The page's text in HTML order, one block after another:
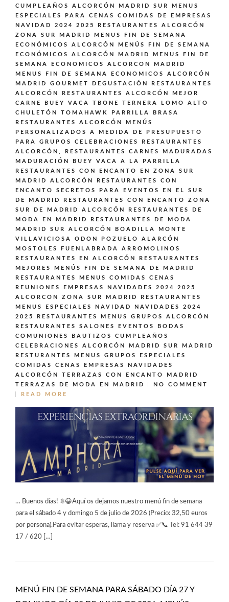
CUMPLEAÑOS ALCORCÓN MADRID SUR
MENUS
ESPECIALES PARA CENAS COMIDAS DE EMPRESAS
NAVIDAD 2024 2025 RESTAURANTES ALCORCÓN
ZONA SUR MADRID
MENUS FIN DE SEMANA
ECONÓMICOS ALCORCÓN
MENÚS FIN DE SEMANA
ECONÓMICOS ALCORCÓN MADRID
MENUS FIN DE
SEMANA ECONOMICOS ALCORCON MADRID
MENUS FIN DE SEMANA ECONOMICOS ALCORCÓN
MADRID GOURMET DEGUSTACIÓN
RESTAURANTES
ALCORCÓN
RESTAURANTES ALCORCÓN MEJOR
CARNE BUEY VACA TBONE TERNERA LOMO ALTO
CHULETÓN TOMAHAWK PARRILLA BRASA
RESTAURANTES ALCORCÓN MENÚS
PERSONALIZADOS A MEDIDA DE PRESUPUESTO
PARA GRUPOS CELEBRACIONES
RESTAURANTES
ALCORCÓN,
RESTAURANTES CARNES MADURADAS
MADURACIÓN BUEY VACA A LA PARRILLA
RESTAURANTES CON ENCANTO EN ZONA SUR
MADRID ALCORCÓN
RESTAURANTES CON
ENCANTO SECRETOS PARA EVENTOS EN EL SUR
DE MADRID
RESTAURANTES CON ENCANTO ZONA
SUR DE MADRID ALCORCÓN
RESTAURANTES DE
MODA EN MADRID
RESTAURANTES DE MODA
MADRID SUR ALCORCÓN BOADILLA MONTE
VILLAVICIOSA ODON POZUELO ALARCÓN
MOSTOLES FUENLABRADA ARROMOLINOS
RESTAURANTES EN ALCORCÓN
RESTAURANTES
MEJORES MENÚS FIN DE SEMANA DE MADRID
RESTAURANTES MENUS COMIDAS CENAS
REUNIONES EMPRESAS NAVIDADES 2024 2025
ALCORCON ZONA SUR MADRID
RESTAURANTES
MENUS ESPECIALES NAVIDAD NAVIDADES 2024
2025
RESTAURANTES MENUS GRUPOS ALCORCÓN
RESTAURANTES SALONES EVENTOS BODAS
COMUNIONES BAUTIZOS CUMPLEAÑOS
CELEBRACIONES ALCORCÓN MADRID SUR MADRID
RESTURANTES MENUS GRUPOS ESPECIALES
COMIDAS CENAS EMPRESAS NAVIDADES
ALCORCÓN
TERRAZAS CON ENCANTO MADRID
TERRAZAS DE MODA EN MADRID
NO COMMENT
READ MORE
… Buenos días! ☀️😀Aquí os dejamos nuestro menú fin de semana
para el sábado 4 y domingo 5 de julio de 2026 (Precio: 32,50 euros
por persona).Para evitar esperas, llama y reserva ✅📞 Tel: 91 644 39
17 / 620 […]
MENÚ FIN DE SEMANA PARA SÁBADO DÍA 27 Y